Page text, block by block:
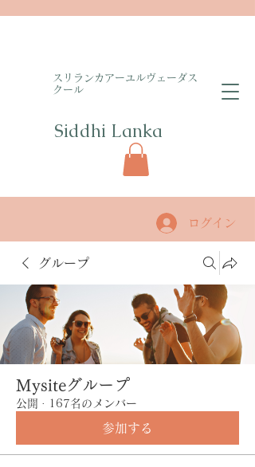
​スリランカアーユルヴェーダス
クール
Siddhi Lanka​
ログイン
グループ
Mysiteグループ
公開 · 167名のメンバー
参加する